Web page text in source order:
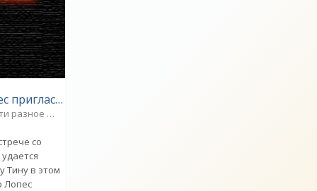
Дженнифер Лопес пригласила для своей сестры на День рождения Криштиану Роналду - «Новости шоу-бизнеса»
разное
со
Тину в этом
Лопес